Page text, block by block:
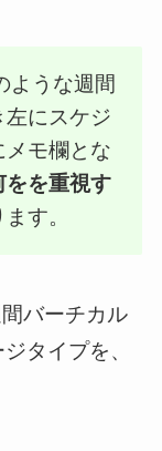
ような週間
左にスケジ
メモ欄とな
をを重視す
す。
バーチカル
タイプを、